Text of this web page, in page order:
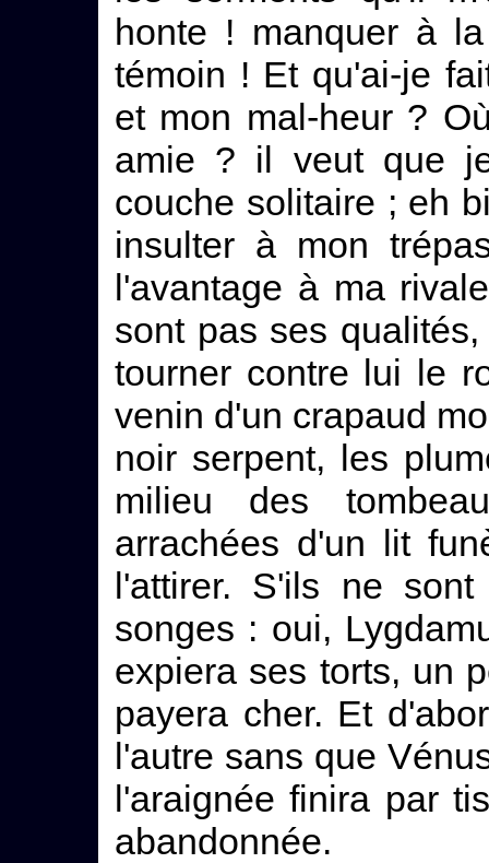
honte ! manquer à
témoin ! Et qu'ai-je
et mon mal-heur ?
amie ? il veut que
couche solitaire ; eh
insulter à mon
l'avantage à ma
sont pas ses
tourner contre lui le
venin d'un crapaud
noir serpent, les
milieu des
arrachées d'un lit
l'attirer. S'ils ne
songes : oui,
expiera ses torts, un
payera cher. Et
l'autre sans que
l'araignée finira par
abandonnée.